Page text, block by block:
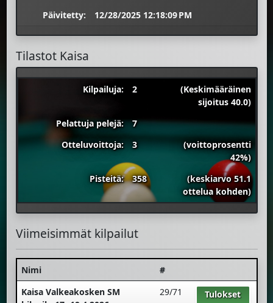
Päivitetty:
12/28/2025 12:18:09 PM
Tilastot Kaisa
Kilpailuja: 2
(Keskimääräinen
sijoitus 40.0)
Pelattuja pelejä:
7
Otteluvoittoja:
3
(voittoprosentti
42%)
Pisteitä:
358
(keskiarvo 51.1
ottelua kohden)
Viimeisimmät kilpailut
Nimi
#
Kaisa Valkeakosken SM
29/71 Tulokset